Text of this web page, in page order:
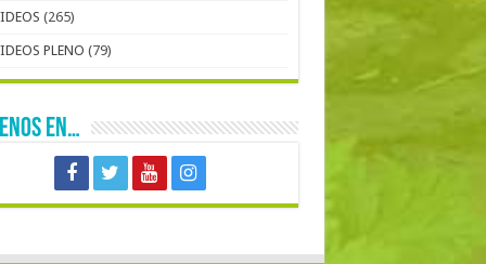
(265)
PLENO (79)
EN…